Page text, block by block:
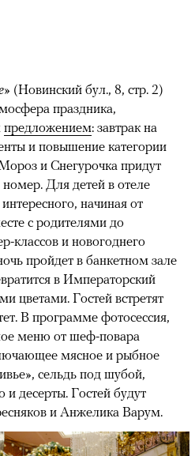
(Новинский бул., 8, стр. 2)
праздника,
предложением: завтрак на
и повышение категории
и Снегурочка придут
Для детей в отеле
начиная от
с родителями до
классов и новогоднего
пройдет в банкетном зале
в Императорский
цветами. Гостей встретят
В программе фотосессия,
меню от шеф-повара
мясное и рыбное
сельдь под шубой,
и десерты. Гостей будут
и Анжелика Варум.